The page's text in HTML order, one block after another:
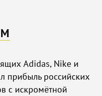
Adidas, Nike и
прибыль российских
с искромётной